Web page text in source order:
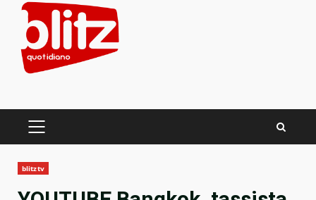
content
PRIMARY
blitztv